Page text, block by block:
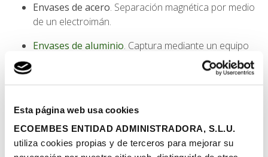
Esta página web usa cookies
ECOEMBES ENTIDAD ADMINISTRADORA, S.L.U.
utiliza cookies propias y de terceros para mejorar su
Envases de acero. Separación magnética por medio
de un electroimán.
Envases de aluminio. Captura mediante un equipo
Envases de plástico (PET, PEAD y Mezcla) y de tipo
específica que cada material genera bajo los efectos
de los rayos infrarrojos.